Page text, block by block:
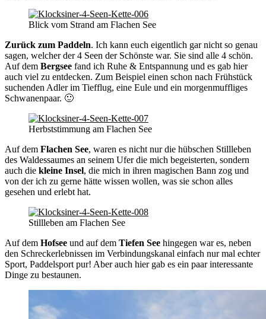
Blick vom Strand am Flachen See
Zurück zum Paddeln. Ich kann euch eigentlich gar nicht so genau
sagen, welcher der 4 Seen der Schönste war. Sie sind alle 4 schön.
Auf dem Bergsee fand ich Ruhe & Entspannung und es gab hier
auch viel zu entdecken. Zum Beispiel einen schon nach Frühstück
suchenden Adler im Tiefflug, eine Eule und ein morgenmuffliges
Schwanenpaar. 🙂
Herbststimmung am Flachen See
Auf dem Flachen See, waren es nicht nur die hübschen Stillleben
des Waldessaumes an seinem Ufer die mich begeisterten, sondern
auch die kleine Insel, die mich in ihren magischen Bann zog und
von der ich zu gerne hätte wissen wollen, was sie schon alles
gesehen und erlebt hat.
Stillleben am Flachen See
Auf dem Hofsee und auf dem Tiefen See hingegen war es, neben
den Schreckerlebnissen im Verbindungskanal einfach nur mal echter
Sport, Paddelsport pur! Aber auch hier gab es ein paar interessante
Dinge zu bestaunen.